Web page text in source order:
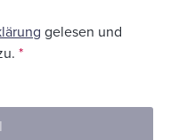
gelesen und
*